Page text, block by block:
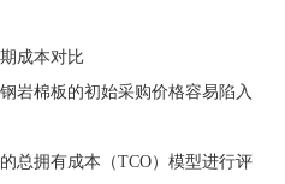
成本对比
岩棉板的初始采购价格容易陷入
总拥有成本（TCO）模型进行评